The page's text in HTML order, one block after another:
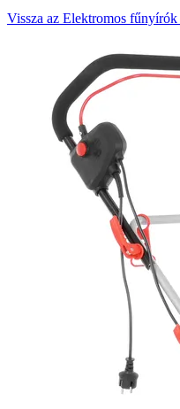
Vissza az Elektromos